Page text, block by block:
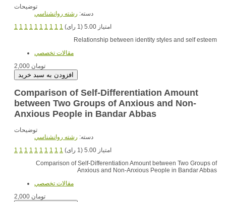
توضیحات
دسته: رشته روانشناسي
1 1 1 1 1 1 1 1 1 1
امتیاز 5.00 (1 رای)
Relationship between identity styles and self esteem
مقالات تخصصي
2,000 تومان
Comparison of Self-Differentiation Amount
between Two Groups of Anxious and Non-
Anxious People in Bandar Abbas
توضیحات
دسته: رشته روانشناسي
1 1 1 1 1 1 1 1 1 1
امتیاز 5.00 (1 رای)
Comparison of Self-Differentiation Amount between Two Groups of
Anxious and Non-Anxious People in Bandar Abbas
مقالات تخصصي
2,000 تومان